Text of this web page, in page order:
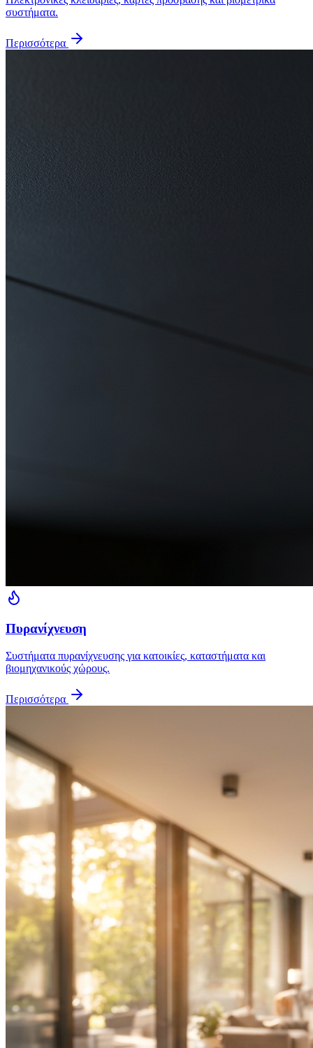
συστήματα.
Περισσότερα
Πυρανίχνευση
Συστήματα πυρανίχνευσης για κατοικίες, καταστήματα και
βιομηχανικούς χώρους.
Περισσότερα